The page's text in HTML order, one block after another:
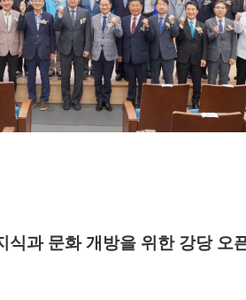
식과 문화 개방을 위한 강당 오